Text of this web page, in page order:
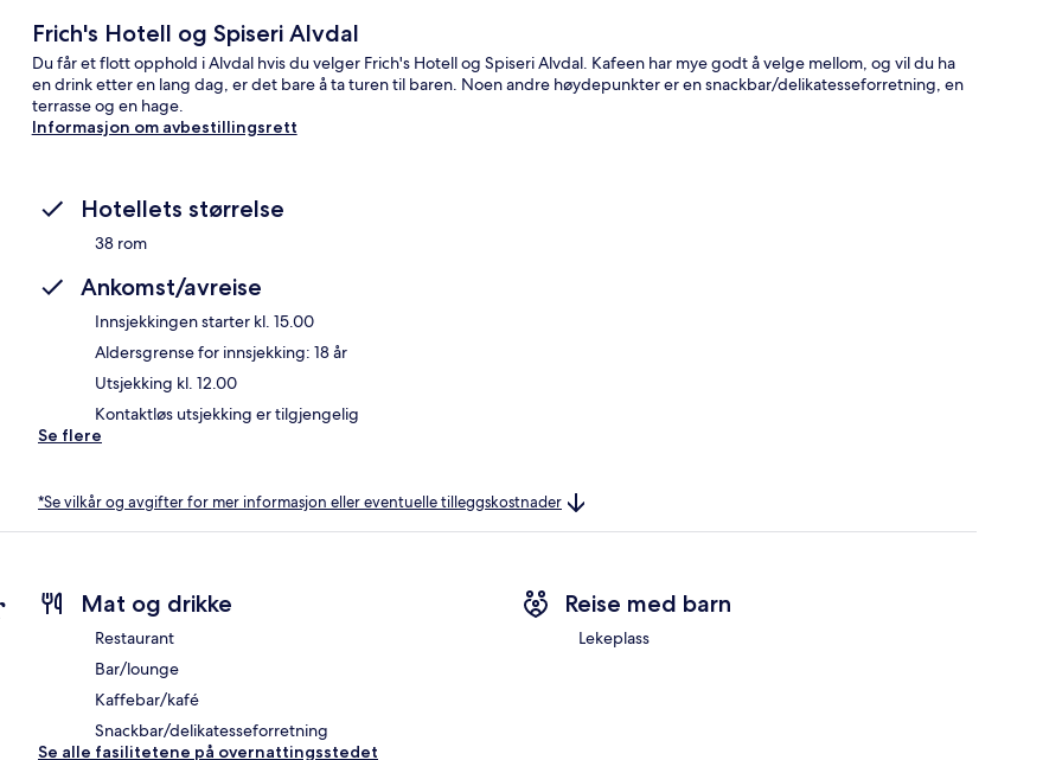
Frich's Hotell og Spiseri Alvdal
Du får et flott opphold i Alvdal hvis du velger Frich's Hotell og Spiseri Alvdal. Kafeen har mye godt å velge mellom, og vil du ha
en drink etter en lang dag, er det bare å ta turen til baren. Noen andre høydepunkter er en snackbar/delikatesseforretning, en
terrasse og en hage.
Informasjon om avbestillingsrett
Hotellets størrelse
38 rom
Ankomst/avreise
Innsjekkingen starter kl. 15.00
Aldersgrense for innsjekking: 18 år
Utsjekking kl. 12.00
Kontaktløs utsjekking er tilgjengelig
Se flere
*Se vilkår og avgifter for mer informasjon eller eventuelle tilleggskostnader
Mat og drikke
Restaurant
Bar/lounge
Kaffebar/kafé
Snackbar/delikatesseforretning
Reise med barn
Lekeplass
Se alle fasilitetene på overnattingsstedet